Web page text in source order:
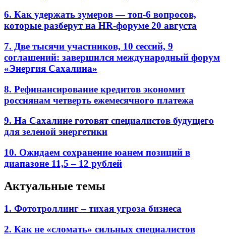
6. Как удержать зумеров — топ-6 вопросов,
которые разберут на HR-форуме 20 августа
7. Две тысячи участников, 10 сессий, 9
соглашений: завершился международный форум
«Энергия Сахалина»
8. Рефинансирование кредитов экономит
россиянам четверть ежемесячного платежа
9. На Сахалине готовят специалистов будущего
для зеленой энергетики
10. Ожидаем сохранение юанем позиций в
диапазоне 11,5 – 12 рублей
Актуальные темы
1. Фототроллинг – тихая угроза бизнеса
2. Как не «сломать» сильных специалистов